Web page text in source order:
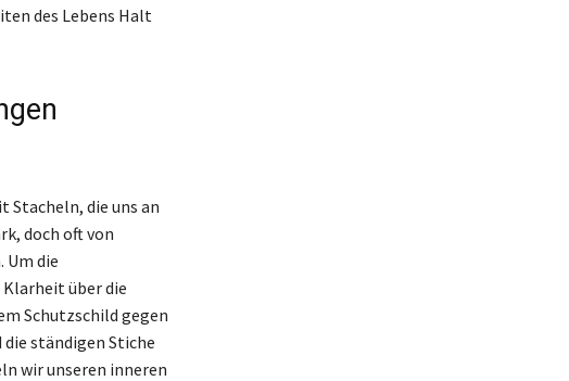
des Lebens Halt
Stacheln, die uns an
doch oft von
Um die
über die
Schutzschild gegen
ständigen Stiche
wir unseren inneren